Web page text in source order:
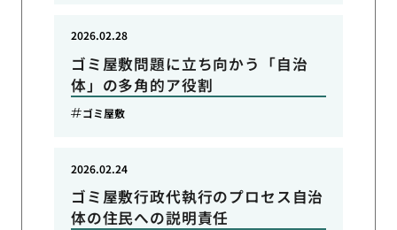
ゴミ屋敷問題に立ち向かう「自治
体」の多角的ア役割
2026.02.28
ゴミ屋敷
ゴミ屋敷行政代執行のプロセス自治
体の住民への説明責任
2026.02.24